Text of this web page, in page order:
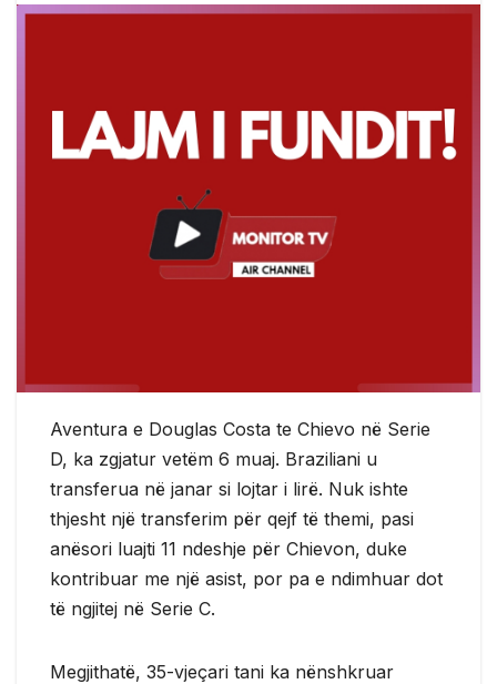
Aventura e Douglas Costa te Chievo në Serie
D, ka zgjatur vetëm 6 muaj. Braziliani u
transferua në janar si lojtar i lirë. Nuk ishte
thjesht një transferim për qejf të themi, pasi
anësori luajti 11 ndeshje për Chievon, duke
kontribuar me një asist, por pa e ndimhuar dot
të ngjitej në Serie C.
Megjithatë, 35-vjeçari tani ka nënshkruar